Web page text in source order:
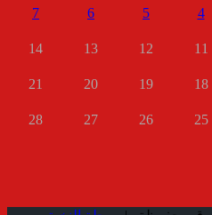
4
5
6
7
11
12
13
14
18
19
20
21
25
26
27
28